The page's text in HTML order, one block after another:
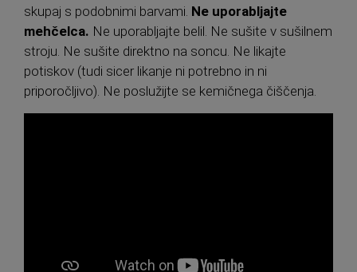
skupaj s podobnimi barvami. Ne uporabljajte
mehčelca. Ne uporabljajte belil. Ne sušite v sušilnem
stroju. Ne sušite direktno na soncu. Ne likajte
potiskov (tudi sicer likanje ni potrebno in ni
priporočljivo). Ne poslužijte se kemičnega čiščenja.